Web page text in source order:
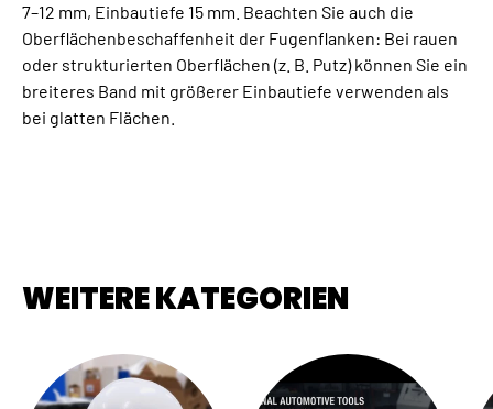
7–12 mm, Einbautiefe 15 mm. Beachten Sie auch die
Oberflächenbeschaffenheit der Fugenflanken: Bei rauen
oder strukturierten Oberflächen (z. B. Putz) können Sie ein
breiteres Band mit größerer Einbautiefe verwenden als
bei glatten Flächen.
WEITERE KATEGORIEN